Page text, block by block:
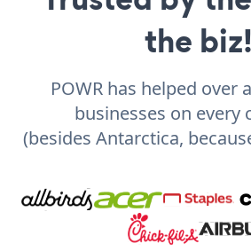
the biz!
POWR has helped over
businesses on every
(besides Antarctica,